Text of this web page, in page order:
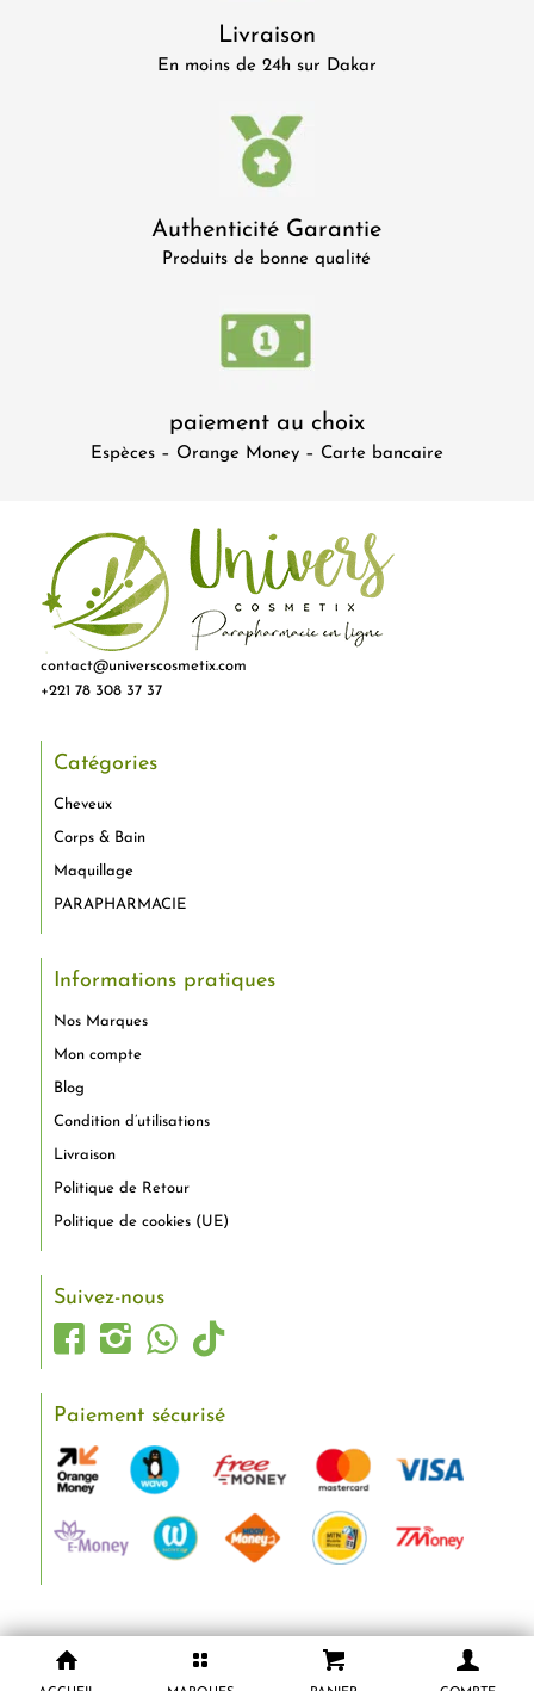
Livraison
En moins de 24h sur Dakar
Authenticité Garantie
Produits de bonne qualité
paiement au choix
Espèces – Orange Money – Carte bancaire
contact@universcosmetix.com
+221 78 308 37 37
Catégories
Cheveux
Corps & Bain
Maquillage
PARAPHARMACIE
Informations pratiques
Nos Marques
Mon compte
Blog
Condition d’utilisations
Livraison
Politique de Retour
Politique de cookies (UE)
Suivez-nous
Paiement sécurisé